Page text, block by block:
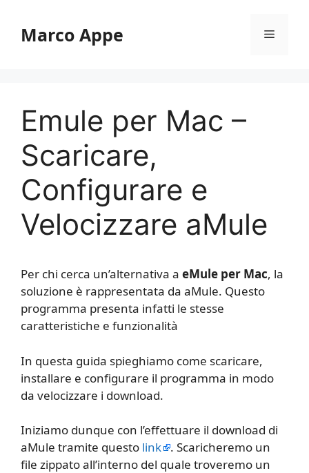
contenuto
Marco Appe Menu
Emule per Mac –
Scaricare,
Configurare e
Velocizzare aMule
Per chi cerca un’alternativa a eMule per Mac, la
soluzione è rappresentata da aMule. Questo
programma presenta infatti le stesse
caratteristiche e funzionalità
In questa guida spieghiamo come scaricare,
installare e configurare il programma in modo
da velocizzare i download.
Iniziamo dunque con l’effettuare il download di
aMule tramite questo link
. Scaricheremo un
file zippato all’interno del quale troveremo un